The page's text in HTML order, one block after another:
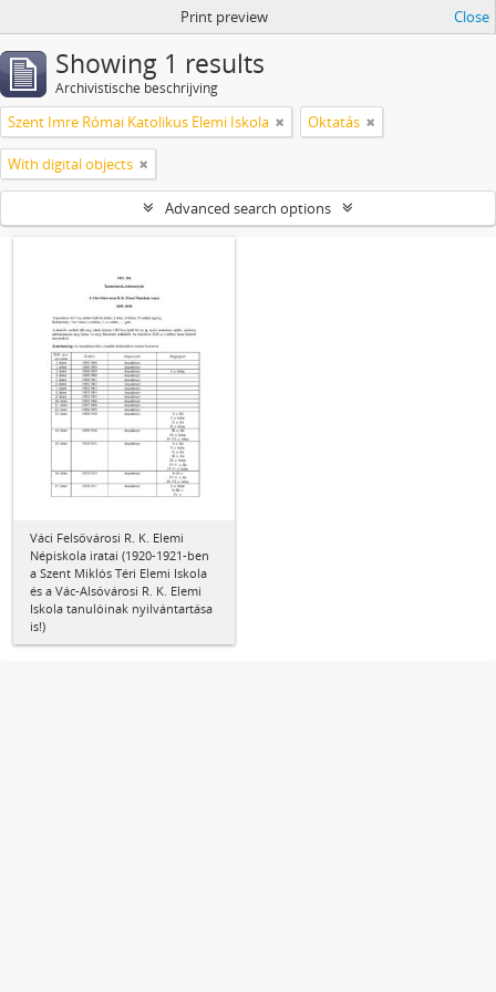
Print preview Close
Showing 1 results
Archivistische beschrijving
Szent Imre Római Katolikus Elemi Iskola Oktatás
With digital objects
Advanced search options
Váci Felsővárosi R. K. Elemi
Népiskola iratai (1920-1921-ben
a Szent Miklós Téri Elemi Iskola
és a Vác-Alsóvárosi R. K. Elemi
Iskola tanulóinak nyilvántartása
is!)